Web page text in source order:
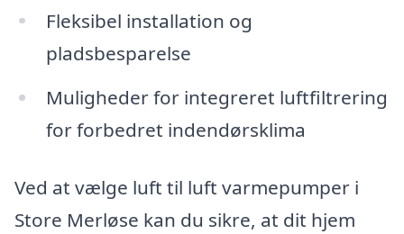
Fleksibel installation og
pladsbesparelse
Muligheder for integreret luftfiltrering
for forbedret indendørsklima
Ved at vælge luft til luft varmepumper i
Store Merløse kan du sikre, at dit hjem